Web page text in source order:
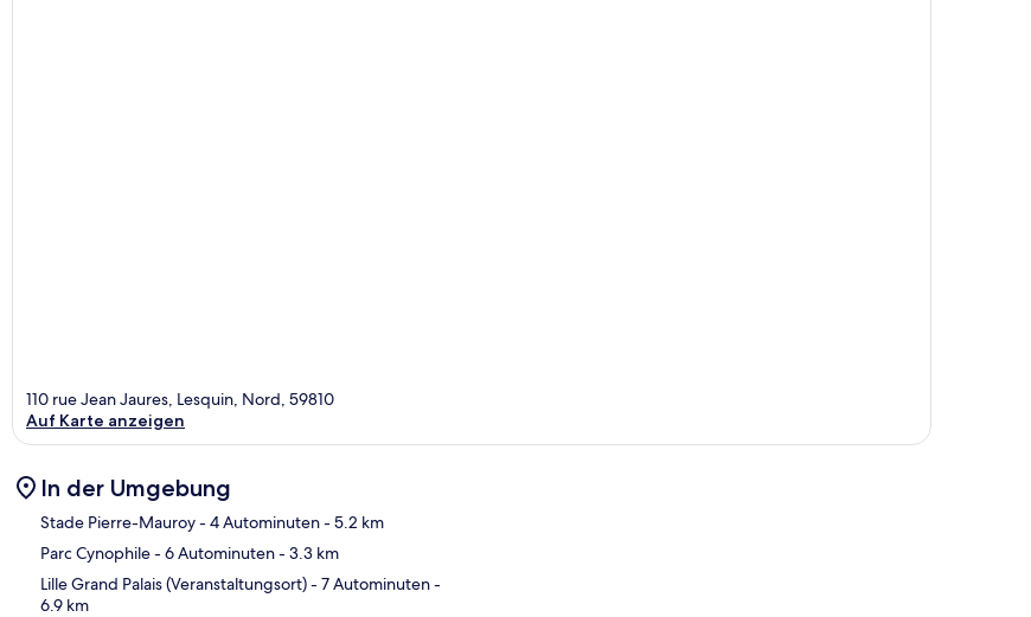
110 rue Jean Jaures, Lesquin, Nord, 59810
Auf Karte anzeigen
In der Umgebung
Stade Pierre-Mauroy- 4 Autominuten- 5.2 km
Parc Cynophile- 6 Autominuten- 3.3 km
Lille Grand Palais (Veranstaltungsort)- 7 Autominuten-
6.9 km